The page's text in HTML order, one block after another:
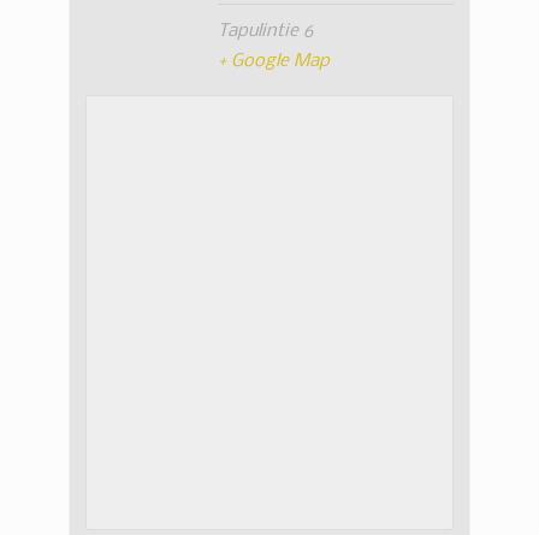
Tapulintie 6
+ Google Map